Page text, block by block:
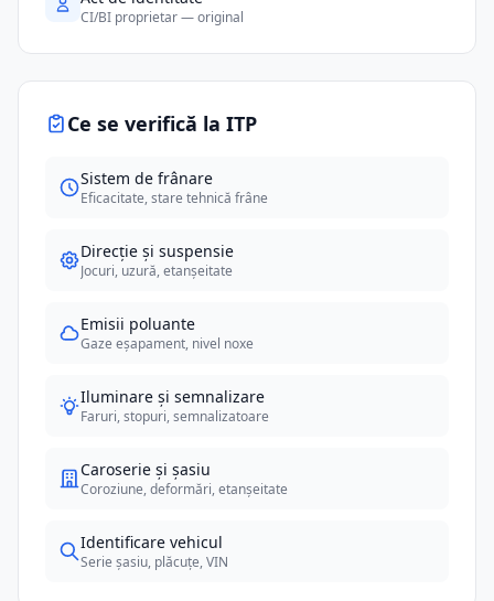
CI/BI proprietar — original
Ce se verifică la ITP
Sistem de frânare
Eficacitate, stare tehnică frâne
Direcție și suspensie
Jocuri, uzură, etanșeitate
Emisii poluante
Gaze eșapament, nivel noxe
Iluminare și semnalizare
Faruri, stopuri, semnalizatoare
Caroserie și șasiu
Coroziune, deformări, etanșeitate
Identificare vehicul
Serie șasiu, plăcuțe, VIN